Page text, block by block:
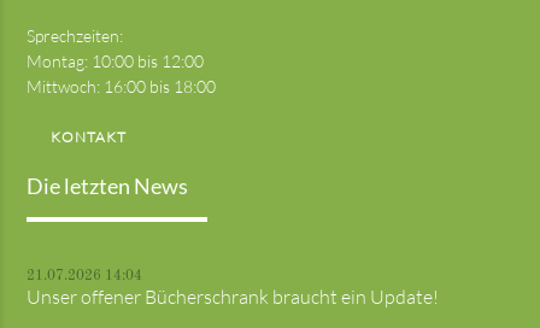
Sprechzeiten:
Montag: 10:00 bis 12:00
Mittwoch: 16:00 bis 18:00
KONTAKT
Die letzten News
21.07.2026 14:04
Unser offener Bücherschrank braucht ein Update!